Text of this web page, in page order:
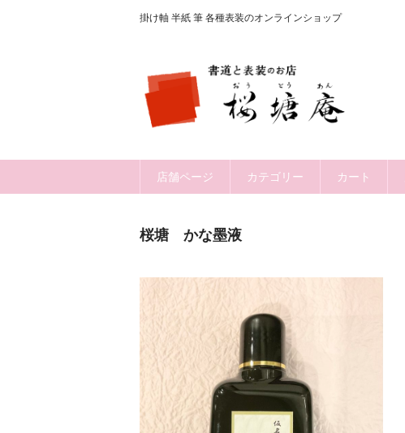
掛け軸 半紙 筆 各種表装のオンラインショップ
店舗ページ カテゴリー カート
桜塘 かな墨液